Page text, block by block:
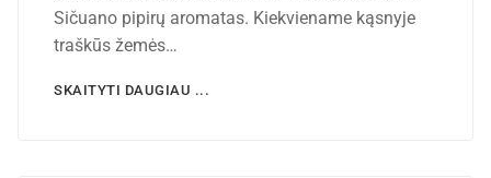
Sičuano pipirų aromatas. Kiekviename kąsnyje
traškūs žemės…
SKAITYTI DAUGIAU ...